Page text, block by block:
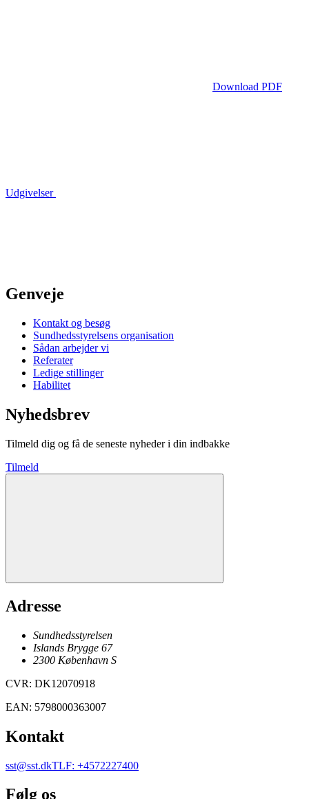
Download PDF
Udgivelser
Genveje
Kontakt og besøg
Sundhedsstyrelsens organisation
Sådan arbejder vi
Referater
Ledige stillinger
Habilitet
Nyhedsbrev
Tilmeld dig og få de seneste nyheder i din indbakke
Tilmeld
Adresse
Sundhedsstyrelsen
Islands Brygge 67
2300 København S
CVR: DK12070918
EAN: 5798000363007
Kontakt
sst@sst.dkTLF: +4572227400
Følg os